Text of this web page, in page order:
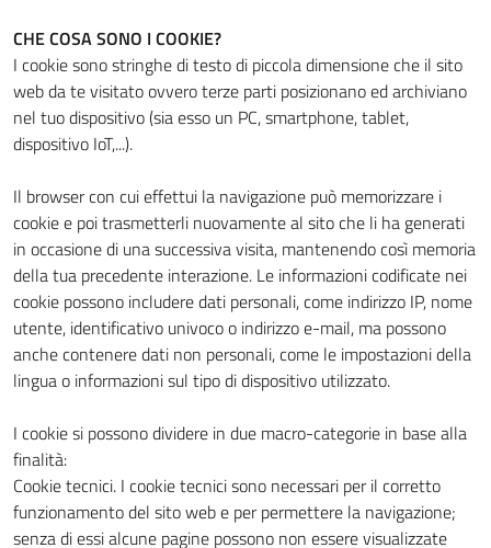
CHE COSA SONO I COOKIE?
I cookie sono stringhe di testo di piccola dimensione che il sito
web da te visitato ovvero terze parti posizionano ed archiviano
nel tuo dispositivo (sia esso un PC, smartphone, tablet,
dispositivo IoT,...).
Il browser con cui effettui la navigazione può memorizzare i
cookie e poi trasmetterli nuovamente al sito che li ha generati
in occasione di una successiva visita, mantenendo così memoria
della tua precedente interazione. Le informazioni codificate nei
cookie possono includere dati personali, come indirizzo IP, nome
utente, identificativo univoco o indirizzo e-mail, ma possono
anche contenere dati non personali, come le impostazioni della
lingua o informazioni sul tipo di dispositivo utilizzato.
I cookie si possono dividere in due macro-categorie in base alla
finalità:
Cookie tecnici. I cookie tecnici sono necessari per il corretto
funzionamento del sito web e per permettere la navigazione;
senza di essi alcune pagine possono non essere visualizzate